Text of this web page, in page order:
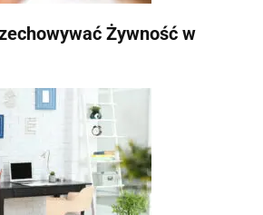
Żywność w